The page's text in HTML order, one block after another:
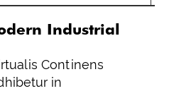
Industrial
Continens
in